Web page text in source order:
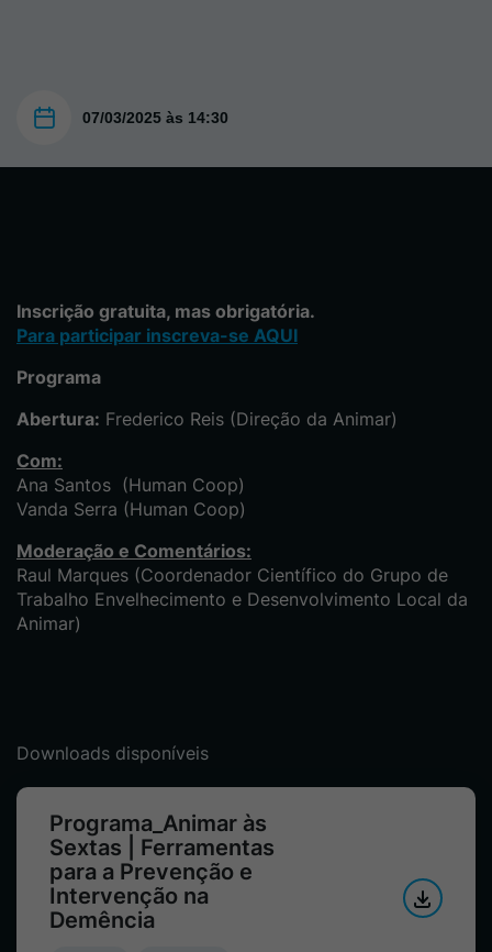
07/03/2025 às 14:30
Inscrição gratuita, mas obrigatória.
Para participar inscreva-se AQUI
Programa
Abertura: Frederico Reis (Direção da Animar)
Com:
Ana Santos (Human Coop)
Vanda Serra (Human Coop)
Moderação e Comentários:
Raul Marques (Coordenador Científico do Grupo de
Trabalho Envelhecimento e Desenvolvimento Local da
Animar)
Downloads disponíveis
Programa_Animar às
Sextas | Ferramentas
para a Prevenção e
Intervenção na
Demência